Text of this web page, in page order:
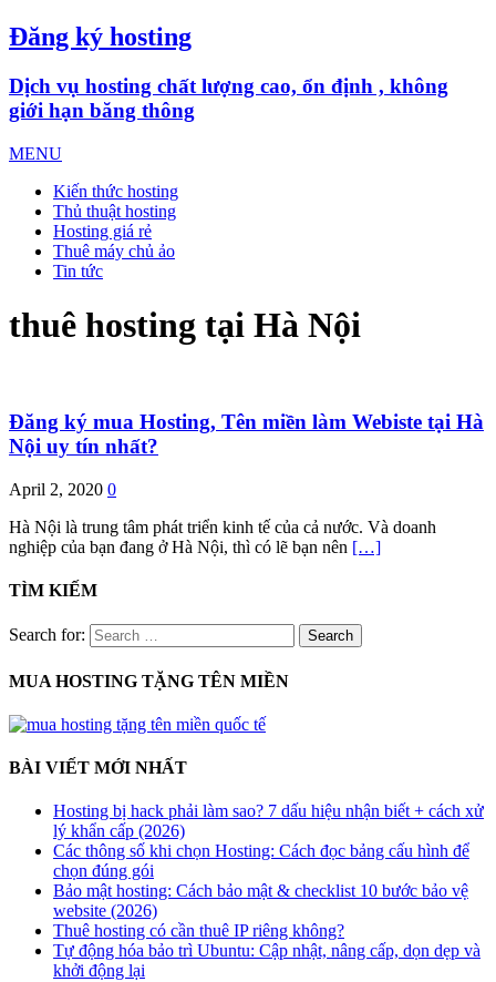
Đăng ký hosting
Dịch vụ hosting chất lượng cao, ổn định , không
giới hạn băng thông
MENU
Kiến thức hosting
Thủ thuật hosting
Hosting giá rẻ
Thuê máy chủ ảo
Tin tức
thuê hosting tại Hà Nội
Đăng ký mua Hosting, Tên miền làm Webiste tại Hà
Nội uy tín nhất?
April 2, 2020 0
Hà Nội là trung tâm phát triển kinh tế của cả nước. Và doanh
nghiệp của bạn đang ở Hà Nội, thì có lẽ bạn nên […]
TÌM KIẾM
Search for:
MUA HOSTING TẶNG TÊN MIỀN
BÀI VIẾT MỚI NHẤT
Hosting bị hack phải làm sao? 7 dấu hiệu nhận biết + cách xử
lý khẩn cấp (2026)
Các thông số khi chọn Hosting: Cách đọc bảng cấu hình để
chọn đúng gói
Bảo mật hosting: Cách bảo mật & checklist 10 bước bảo vệ
website (2026)
Thuê hosting có cần thuê IP riêng không?
Tự động hóa bảo trì Ubuntu: Cập nhật, nâng cấp, dọn dẹp và
khởi động lại